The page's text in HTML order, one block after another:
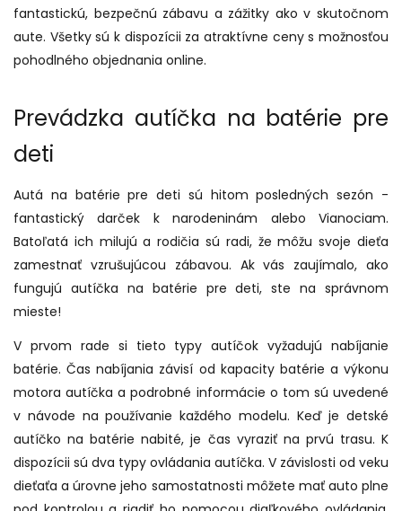
fantastickú, bezpečnú zábavu a zážitky ako v skutočnom
aute. Všetky sú k dispozícii za atraktívne ceny s možnosťou
pohodlného objednania online.
Prevádzka autíčka na batérie pre
deti
Autá na batérie pre deti sú hitom posledných sezón -
fantastický darček k narodeninám alebo Vianociam.
Batoľatá ich milujú a rodičia sú radi, že môžu svoje dieťa
zamestnať vzrušujúcou zábavou. Ak vás zaujímalo, ako
fungujú autíčka na batérie pre deti, ste na správnom
mieste!
V prvom rade si tieto typy autíčok vyžadujú nabíjanie
batérie. Čas nabíjania závisí od kapacity batérie a výkonu
motora autíčka a podrobné informácie o tom sú uvedené
v návode na používanie každého modelu. Keď je detské
autíčko na batérie nabité, je čas vyraziť na prvú trasu. K
dispozícii sú dva typy ovládania autíčka. V závislosti od veku
dieťaťa a úrovne jeho samostatnosti môžete mať auto plne